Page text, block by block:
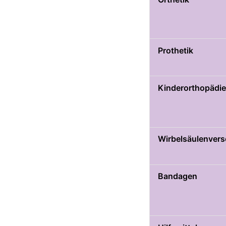
Prothetik
Kinderorthopädie
Bandagen